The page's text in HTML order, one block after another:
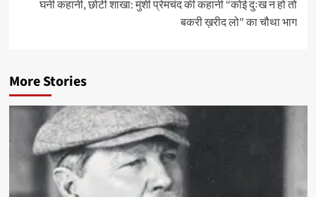
घनी कहानी, छोटी शाखा: मुंशी प्रेमचंद की कहानी “कोई दुःख न हो तो
बकरी ख़रीद लो” का चौथा भाग
More Stories